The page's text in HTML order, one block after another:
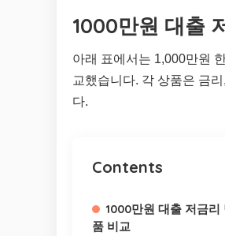
1000만원 대출
아래 표에서는 1,000만원
교했습니다. 각 상품은 금
다.
Contents
1000만원 대출 저금
품 비교